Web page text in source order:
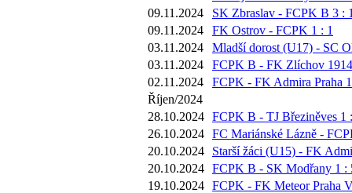
09.11.2024
SK Zbraslav - FCPK B 3 :
09.11.2024
FK Ostrov - FCPK 1 : 1
03.11.2024
Mladší dorost (U17) - SC
03.11.2024
FCPK B - FK Zlíchov
02.11.2024
FCPK - FK Admira Praha
Říjen/2024
28.10.2024 FCPK B - TJ Březiněves 1
26.10.2024 FC Mariánské Lázně -
20.10.2024
Starší žáci (U15) - FK
20.10.2024 FCPK B - SK Modřany 1 :
19.10.2024 FCPK - FK Meteor Praha